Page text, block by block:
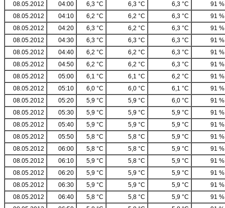
08.05.2012
04:00 6,3 °C 6,3 °C 6,3 °C
91 %
08.05.2012
04:10 6,2 °C 6,2 °C 6,3 °C
91 %
08.05.2012
04:20 6,3 °C 6,2 °C 6,3 °C
91 %
08.05.2012
04:30 6,3 °C 6,3 °C 6,3 °C
91 %
08.05.2012
04:40 6,2 °C 6,2 °C 6,3 °C
91 %
08.05.2012
04:50 6,2 °C 6,2 °C 6,3 °C
91 %
08.05.2012
05:00 6,1 °C 6,1 °C 6,2 °C
91 %
08.05.2012
05:10 6,0 °C 6,0 °C 6,1 °C
91 %
08.05.2012
05:20 5,9 °C 5,9 °C 6,0 °C
91 %
08.05.2012
05:30 5,9 °C 5,9 °C 5,9 °C
91 %
08.05.2012
05:40 5,9 °C 5,9 °C 5,9 °C
91 %
08.05.2012
05:50 5,8 °C 5,8 °C 5,9 °C
91 %
08.05.2012
06:00 5,8 °C 5,8 °C 5,9 °C
91 %
08.05.2012
06:10 5,9 °C 5,8 °C 5,9 °C
91 %
08.05.2012
06:20 5,9 °C 5,9 °C 5,9 °C
91 %
08.05.2012
06:30 5,9 °C 5,9 °C 5,9 °C
91 %
08.05.2012
06:40 5,8 °C 5,8 °C 5,9 °C
91 %